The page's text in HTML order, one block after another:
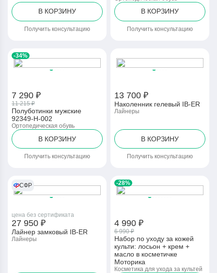
В КОРЗИНУ
Получить консультацию
В КОРЗИНУ
Получить консультацию
-34%
7 290 ₽
11 215 ₽
Полуботинки мужские
92349-Н-002
Ортопедическая обувь
В КОРЗИНУ
Получить консультацию
13 700 ₽
Наколенник гелевый IB-ER
Лайнеры
В КОРЗИНУ
Получить консультацию
СФР
цена без сертификата
27 950 ₽
Лайнер замковый IB-ER
Лайнеры
-28%
4 990 ₽
6 990 ₽
Набор по уходу за кожей
культи: лосьон + крем +
масло в косметичке
Моторика
Косметика для ухода за культей